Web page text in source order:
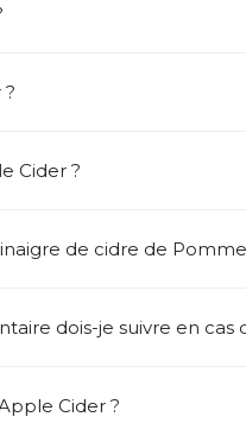
?
Cider ?
de cidre de
dois-je suivre en cas
Cider ?